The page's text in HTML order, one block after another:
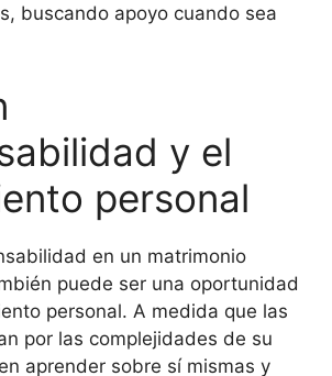
buscando apoyo cuando sea
y el
personal
en un matrimonio
puede ser una oportunidad
personal. A medida que las
por las complejidades de su
aprender sobre sí mismas y